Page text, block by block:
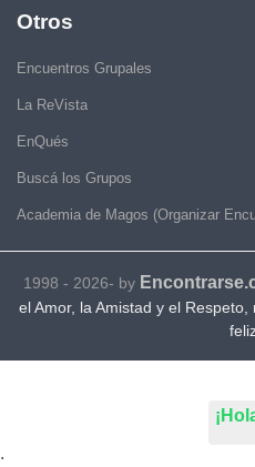
Otros
Encuentros Grupales
La ReVista
EnQués
Buscá los Grupos
Academia de Magos (Organizar
1998 - 2026- by
el Amor, la Amistad y el
.